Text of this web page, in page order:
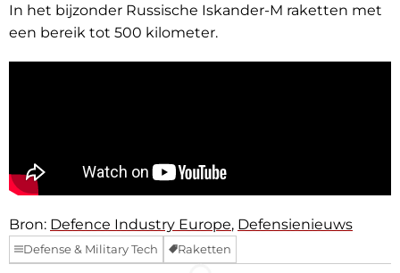
In het bijzonder Russische Iskander-M raketten met
een bereik tot 500 kilometer.
Bron: Defence Industry Europe, Defensienieuws
Defense & Military Tech Raketten
Facebook Telegram